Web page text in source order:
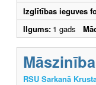
Izglītības ieguves
Ilgums: 1 gads
RSU Sarkanā